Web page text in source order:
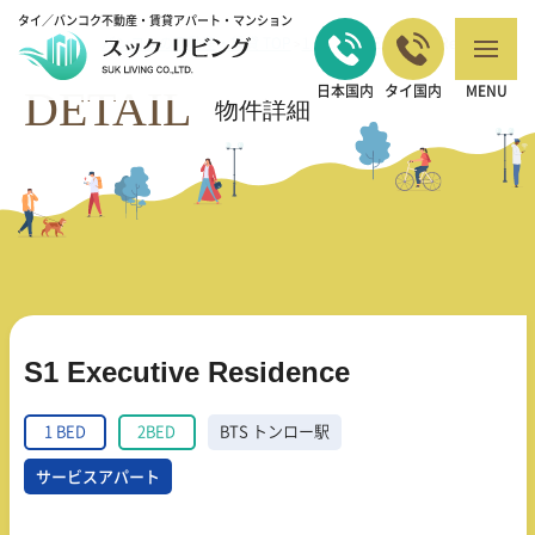
タイ／バンコク不動産・賃貸アパート・マンション
日本国内 タイ国内 MENU
バンコクの不動産・賃貸 TOP 1 BED>S1 Executive Residence
DETAIL 物件詳細
S1 Executive Residence
1 BED 2BED BTS トンロー駅
サービスアパート